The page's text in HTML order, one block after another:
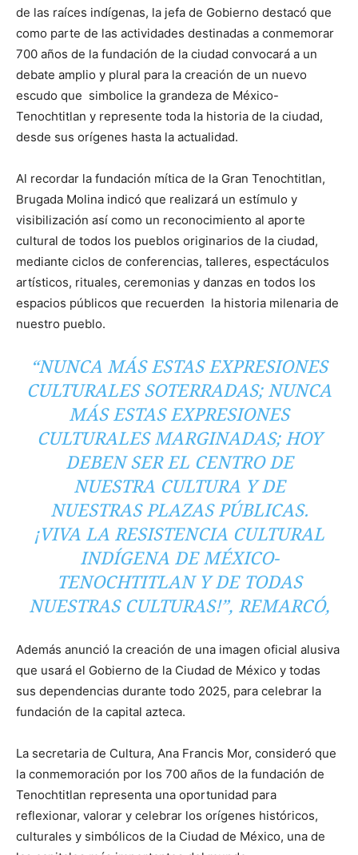
de las raíces indígenas, la jefa de Gobierno destacó que
como parte de las actividades destinadas a conmemorar
700 años de la fundación de la ciudad convocará a un
debate amplio y plural para la creación de un nuevo
escudo que simbolice la grandeza de México-
Tenochtitlan y represente toda la historia de la ciudad,
desde sus orígenes hasta la actualidad.
Al recordar la fundación mítica de la Gran Tenochtitlan,
Brugada Molina indicó que realizará un estímulo y
visibilización así como un reconocimiento al aporte
cultural de todos los pueblos originarios de la ciudad,
mediante ciclos de conferencias, talleres, espectáculos
artísticos, rituales, ceremonias y danzas en todos los
espacios públicos que recuerden la historia milenaria de
nuestro pueblo.
“NUNCA MÁS ESTAS EXPRESIONES
CULTURALES SOTERRADAS; NUNCA
MÁS ESTAS EXPRESIONES
CULTURALES MARGINADAS; HOY
DEBEN SER EL CENTRO DE
NUESTRA CULTURA Y DE
NUESTRAS PLAZAS PÚBLICAS.
¡VIVA LA RESISTENCIA CULTURAL
INDÍGENA DE MÉXICO-
TENOCHTITLAN Y DE TODAS
NUESTRAS CULTURAS!”, REMARCÓ,
Además anunció la creación de una imagen oficial alusiva
que usará el Gobierno de la Ciudad de México y todas
sus dependencias durante todo 2025, para celebrar la
fundación de la capital azteca.
La secretaria de Cultura, Ana Francis Mor, consideró que
la conmemoración por los 700 años de la fundación de
Tenochtitlan representa una oportunidad para
reflexionar, valorar y celebrar los orígenes históricos,
culturales y simbólicos de la Ciudad de México, una de